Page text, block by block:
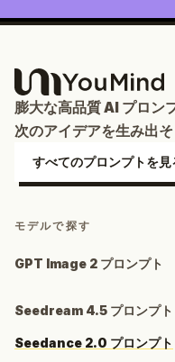
膨大な高品質 AI プロン
次のアイデアを生み出そ
すべてのプロンプトを見
モデルで探す
GPT Image 2 プロンプト
Seedream 4.5 プロンプト
Seedance 2.0 プロンプト